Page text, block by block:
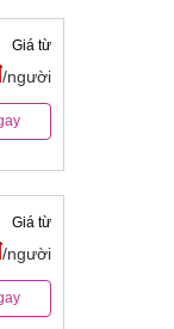
Giá từ
/người
Giá từ
/người